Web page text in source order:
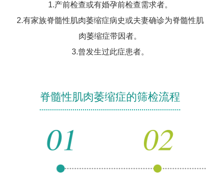
1.产前检查或有婚孕前检查需求者。
2.有家族脊髓性肌肉萎缩症病史或夫妻确诊为脊髓性肌
肉萎缩症带因者。
3.曾发生过此症患者。
脊髓性肌肉萎缩症的筛检流程